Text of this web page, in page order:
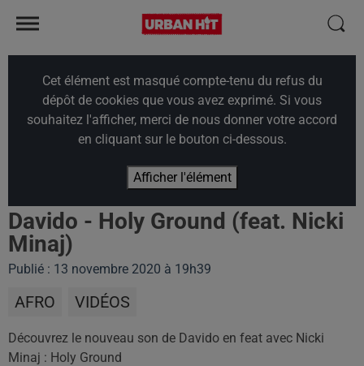
Cet élément est masqué compte-tenu du refus du
dépôt de cookies que vous avez exprimé. Si vous
souhaitez l'afficher, merci de nous donner votre accord
en cliquant sur le bouton ci-dessous.
Afficher l'élément
Davido - Holy Ground (feat. Nicki
Minaj)
Publié : 13 novembre 2020 à 19h39
AFRO VIDÉOS
Découvrez le nouveau son de Davido en feat avec Nicki
Minaj : Holy Ground